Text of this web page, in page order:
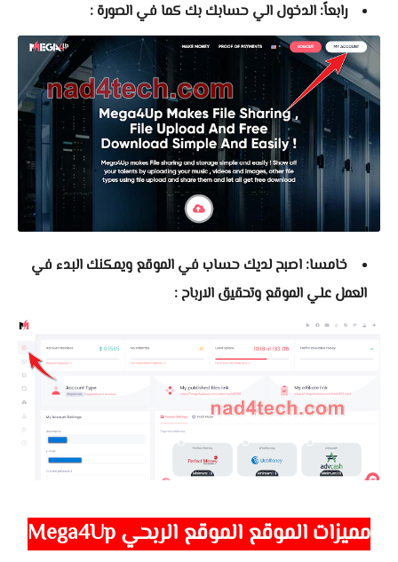
رابعاً: الدخول الي حسابك بك كما في الصورة :
خامسا: اصبح لديك حساب في الموقع ويمكنك البدء في
العمل علي الموقع وتحقيق الارباح :
مميزات الموقعالموقع الربحي Mega4Up